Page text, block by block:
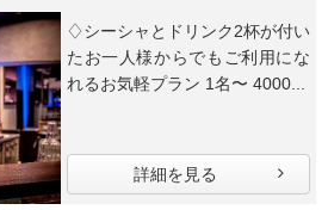
♢シーシャとドリンク2杯が付い
たお一人様からでもご利用にな
れるお気軽プラン 1名〜 4000...
詳細を見る